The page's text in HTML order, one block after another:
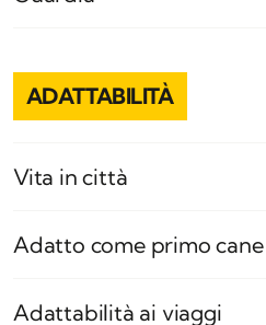
ADATTABILITÀ
Vita in città
Adatto come primo cane
Adattabilità ai viaggi